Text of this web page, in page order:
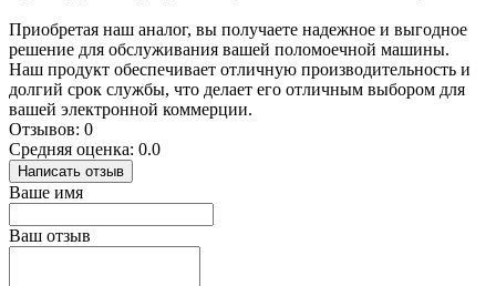
Приобретая наш аналог, вы получаете надежное и выгодное
решение для обслуживания вашей поломоечной машины.
Наш продукт обеспечивает отличную производительность и
долгий срок службы, что делает его отличным выбором для
вашей электронной коммерции.
Отзывов: 0
Средняя оценка: 0.0
Написать отзыв
Ваше имя
Ваш отзыв